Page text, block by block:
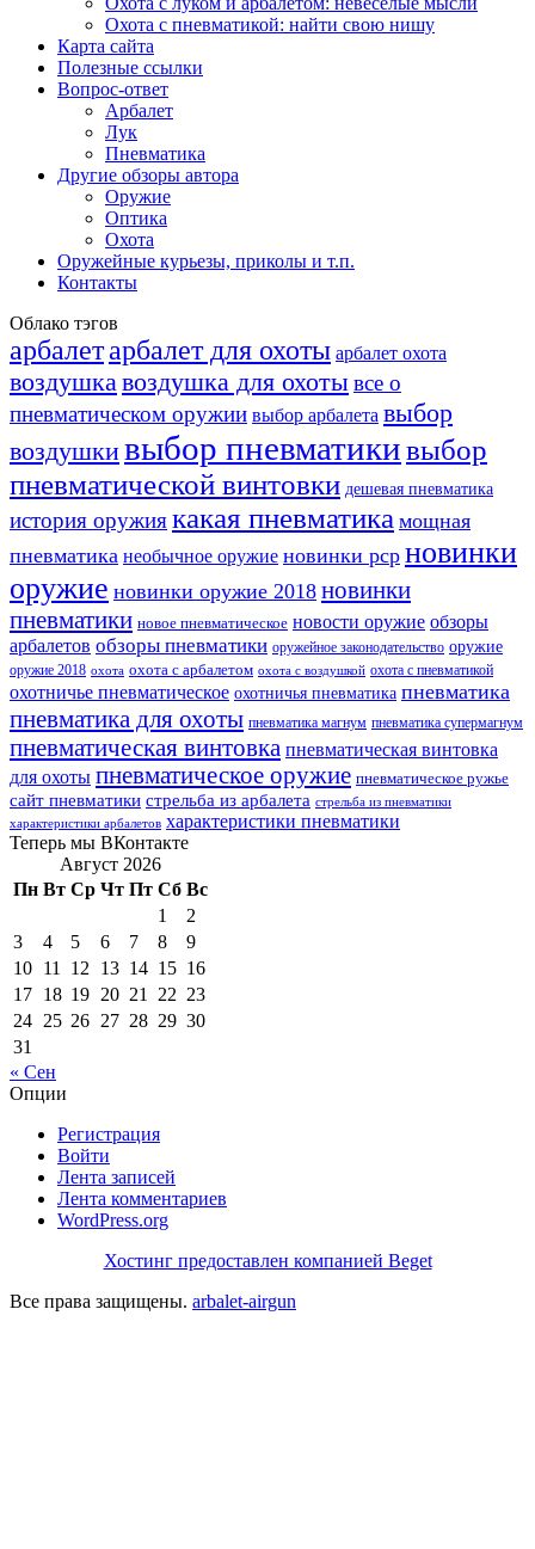
Охота с пневматикой: найти свою нишу
Карта сайта
Полезные ссылки
Вопрос-ответ
Арбалет
Лук
Пневматика
Другие обзоры автора
Оружие
Оптика
Охота
Оружейные курьезы, приколы и т.п.
Контакты
Облако тэгов
арбалетарбалет для охоты арбалет охота
воздушка воздушка для охотывсе о
пневматическом оружии выбор арбалета выбор
воздушкивыбор пневматикивыбор
пневматической винтовки дешевая пневматика
история оружиякакая пневматика мощная
пневматика необычное оружие новинки pcp новинки
оружие новинки оружие 2018 новинки
пневматики новое пневматическое новости оружие обзоры
арбалетов обзоры пневматики оружейное законодательство оружие
оружие 2018 охота охота с арбалетом охота с воздушкой охота с пневматикой
охотничье пневматическое охотничья пневматика пневматика
пневматика для охоты пневматика магнум пневматика супермагнум
пневматическая винтовка пневматическая винтовка
для охоты пневматическое оружие пневматическое ружье
сайт пневматики стрельба из арбалета стрельба из пневматики
характеристики арбалетов характеристики пневматики
Теперь мы ВКонтакте
Август 2026
Пн Вт Ср Чт Пт Сб Вс
1
2
3
4 5 6 7 8
9
10 11 12 13 14 15 16
17 18 19 20 21 22 23
24 25 26 27 28 29 30
31
« Сен
Опции
Регистрация
Войти
Лента записей
Лента комментариев
WordPress.org
Хостинг предоставлен компанией Beget
Все права защищены. arbalet-airgun